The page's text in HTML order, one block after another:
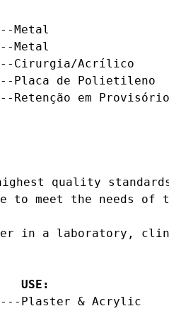
Metal
Metal
Cirurgia/Acrílico
de Polietileno
em Provisório
quality
to meet the needs of
in a laboratory,
USE:
Plaster & Acrylic